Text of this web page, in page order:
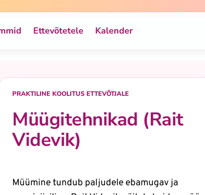
Ettevõtetele Kalender
PRAKTILINE KOOLITUS ETTEVÕTJALE
Müügitehnikad (Rait
Videvik)
Müümine tundub paljudele ebamugav ja